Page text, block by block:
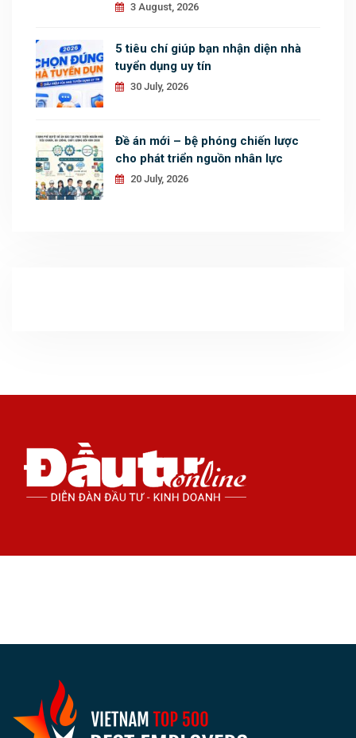
3 August, 2026
5 tiêu chí giúp bạn nhận diện nhà
tuyển dụng uy tín
30 July, 2026
Đề án mới – bệ phóng chiến lược
cho phát triển nguồn nhân lực
20 July, 2026